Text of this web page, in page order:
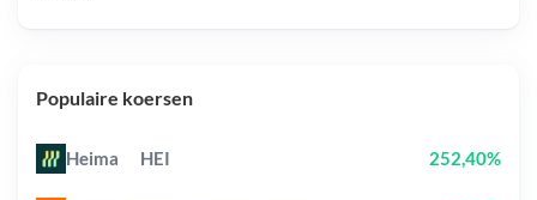
Populaire koersen
Heima HEI 252,40%